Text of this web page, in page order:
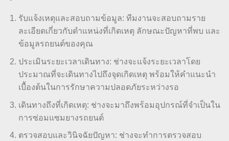
รับแจ้งเหตุและสอบถามข้อมูล: ทีมงานจะสอบถามราย
ละเอียดเกี่ยวกับตำแหน่งที่เกิดเหตุ ลักษณะปัญหาที่พบ และ
ข้อมูลรถยนต์ของคุณ
ประเมินระยะเวลาเดินทาง: ช่างจะแจ้งระยะเวลาโดย
ประมาณที่จะเดินทางไปถึงจุดเกิดเหตุ พร้อมให้คำแนะนำ
เบื้องต้นในการรักษาความปลอดภัยระหว่างรอ
เดินทางถึงที่เกิดเหตุ: ช่างจะมาถึงพร้อมอุปกรณ์ที่จำเป็นใน
การซ่อมแซมยางรถยนต์
ตรวจสอบและวินิจฉัยปัญหา: ช่างจะทำการตรวจสอบ